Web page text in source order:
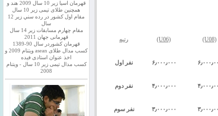
(U08)
(U06) رتبه
۶٫۰۰۰٫۰۰۰ نفر اول
۴٫۰۰۰٫۰۰۰ نفر دوم
۳٫۰۰۰٫۰۰۰ نفر سوم
قهرمان اسيا زیر 10 سال 2009 هند و
همچنین طلای تیمی زیر 10 سال
مقام اول كشور در رده سني زير 12
سال
مقام چهارم مسابقات زیر 14 سال
قهرمانی جهان 2011
قهرمان کشوردر سال 90-1389
کسب مدال طلای asean ویتنام 2009 و
اخذ عنوان استادی فیده
کسب مدال تیمی زیر 10 سال - ویتنام
2008